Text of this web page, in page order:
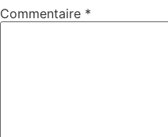
Commentaire *